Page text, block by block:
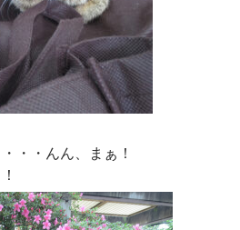
・・んん、まぁ！